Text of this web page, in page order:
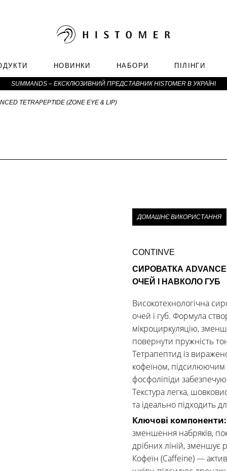
НОВИНКИ НАБОРИ ПІЛІНГИ
SUMMANDS – ЕКСКЛЮЗИВНИЙ ПРЕДСТАВНИК HISTOMER В УКРАЇНІ
TETRAPEPTIDE (ZONE EYE & LIP)
ДОМАШНЄ ВИКОРИСТАННЯ
CONTINVE
СИРОВАТКА
ОЧЕЙ І НАВКОЛО ГУБ
Високотехнологічна
очей і губ. Формула
мікроциркуляцію,
повернути пружність
Тетрапептид із
кофеїном, підсилюючим
фосфоліпіди
Текстура легка,
та ідеально підходить
Ключові компоненти:
зменшення набряків,
дрібних ліній, зменшує
Кофеїн (Caffeine) —